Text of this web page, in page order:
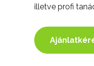
illetve profi